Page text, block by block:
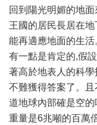
回到陽光明媚的地
王國的居民長居在
能再適應地面的生活
有一點是肯定的,假
著高於地表人的科
不難獲得答案了。
道地球內部確是空
重量是6兆噸的百萬